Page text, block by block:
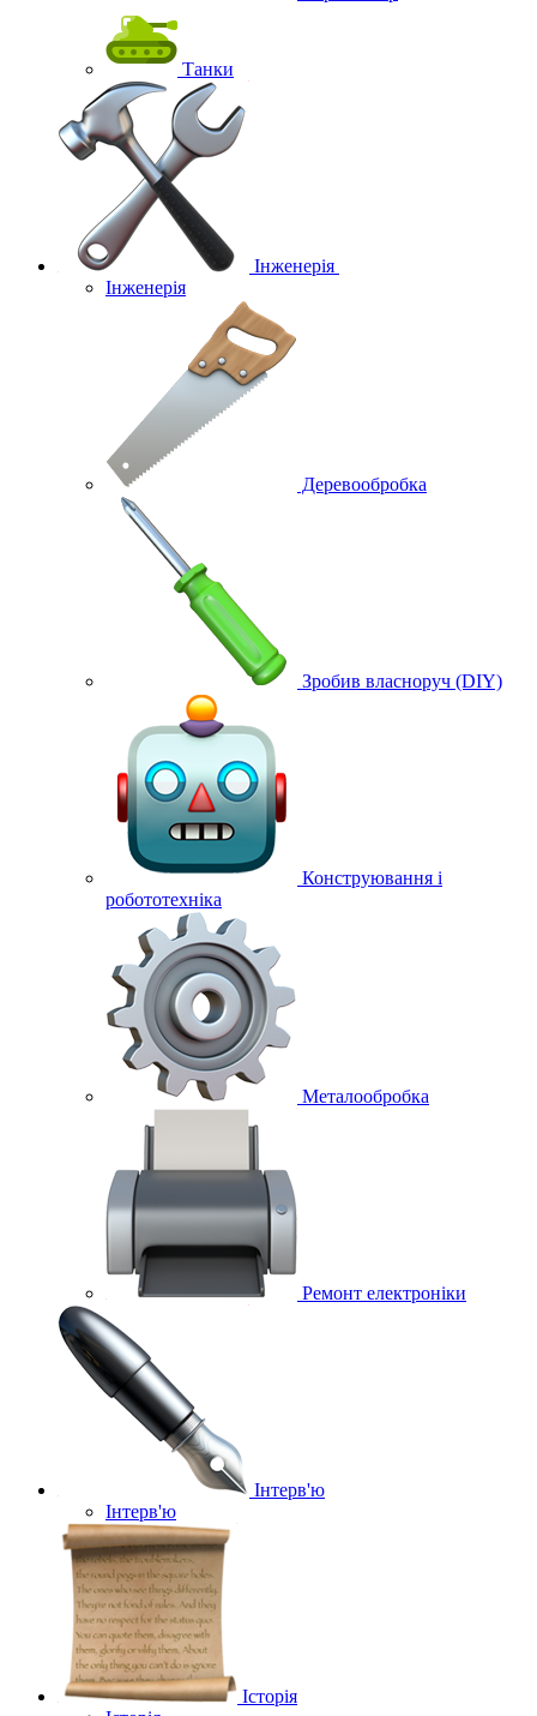
Танки
Інженерія
Інженерія
Деревообробка
Зробив власноруч (DIY)
Конструювання і
робототехніка
Металообробка
Ремонт електроніки
Інтерв'ю
Інтерв'ю
Історія